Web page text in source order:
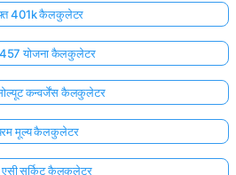
401k कैलकुलेटर
योजना कैलकुलेटर
कन्वर्जेंस कैलकुलेटर
मूल्य कैलकुलेटर
एसी सर्किट कैलकुलेटर